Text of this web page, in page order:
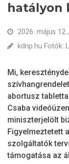
hatályon
2026. május
kdnp.hu Fotók:
Mi,
abortusz
Csaba
miniszterjelölt
Figyelmeztetett
szolgáltatók
támogatása az